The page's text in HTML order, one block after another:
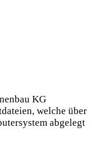
KG
welche über
abgelegt